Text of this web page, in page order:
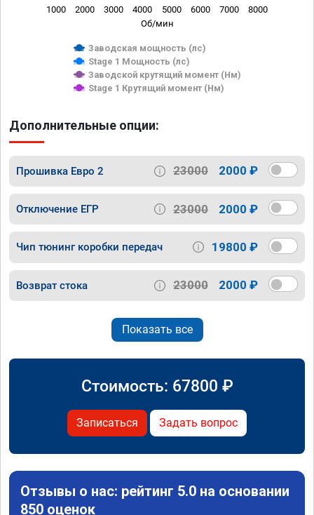
Об/мин
Заводская мощность (лс)
Stage 1 Мощность (лс)
Заводской крутящий момент (Нм)
Stage 1 Крутящий момент (Нм)
1000 2000 3000 4000 5000 6000 7000 8000
Дополнительные опции:
Прошивка Евро 2 23000 2000 ₽
Отключение ЕГР 23000 2000 ₽
Чип тюнинг коробки передач 19800 ₽
Возврат стока 23000 2000 ₽
Показать все
Стоимость: 67800 ₽
Записаться Задать вопрос
Отзывы о нас: рейтинг 5.0 на основании
850 оценок